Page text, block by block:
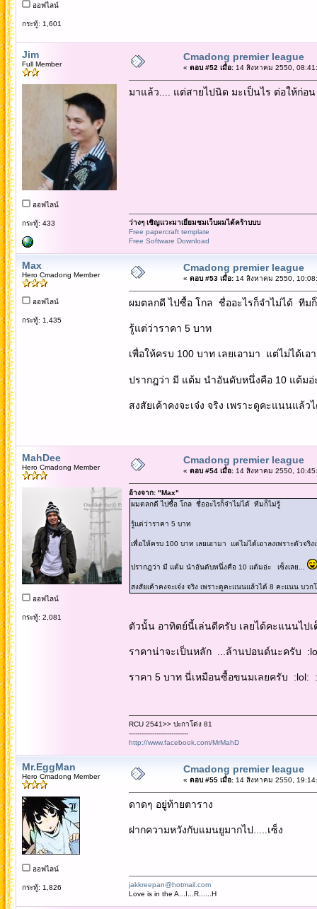
ออฟไลน์
กระทู้: 1,601
Jim
Full Member
ออฟไลน์
กระทู้: 433
Cmadong premier league
« ตอบ #52 เมื่อ:14 สิงหาคม 2550,
มาแล้ว.... แต่สายไปนิด มะเป็นไร ต่อให้ก่อ
ว่างๆ เชิญแวะมาเยี่ยมชมเว็บผมได้คร้าบบบ
Free papercraft template
Free Software Download
Max
Hero Cmadong Member
ออฟไลน์
กระทู้: 1,435
Cmadong premier league
« ตอบ #53 เมื่อ:14 สิงหาคม 2550,
ผมตลกดี ไปซื้อ โกล ชื่ออะไรก็จำไม่ได้ ทีม
รู้แต่ว่าราคา 5 บาท
เพื่อให้ครบ 100 บาท เลยเอามา แต่ไม่ได้เ
ปรากฎว่า มี แต้ม นำอันดับหนึ่งคือ 10 แต้ม
สงสัยเค้าคงจะเจ๋ง จริง เพราะดูคะแนนแล้
MahDee
Hero Cmadong Member
ออฟไลน์
กระทู้: 2,081
Cmadong premier league
« ตอบ #54 เมื่อ:14 สิงหาคม 2550,
อ้างจาก: "Max"
ผมตลกดี ไปซื้อ โกล ชื่ออะไรก็จำไม่ได้ ทีมก็ไม่รู้
รู้แต่ว่าราคา 5 บาท
เพื่อให้ครบ 100 บาท เลยเอามา แต่ไม่ได้เอาลงเพราะตัวจริ
ปรากฎว่า มี แต้ม นำอันดับหนึ่งคือ 10 แต้มอ่ะ เซ็งเลย...
สงสัยเค้าคงจะเจ๋ง จริง เพราะดูคะแนนแล้วได้ 8 คะแนน บว
ตัวนั้น อาทิตย์นี้เล่นดีครับ เลยได้คะแนนไปเ
ราคาน่าจะเป็นหลัก ...ล้านปอนด์นะครับ
ราคา 5 บาท นี่เหมือนซื้อขนมเลยครับ :lol:
RCU 2541>> ปะกาโด่ง 81
----------------------------
http://www.facebook.com/MrMahD
Mr.EggMan
Hero Cmadong Member
ออฟไลน์
กระทู้: 1,826
Cmadong premier league
« ตอบ #55 เมื่อ:14 สิงหาคม 2550,
ดาดๆ อยู่ท้ายตาราง
ฝากความหวังกับแมนยูมากไป.....เซ็ง
jakkreepan@hotmail.com
Love is in the A...I...R......H